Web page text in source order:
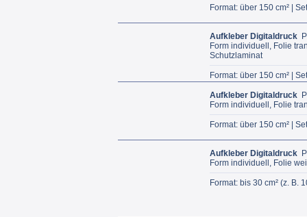
Format: über 150 cm² |
Aufkleber Digitaldruck
Form individuell, Folie
Schutzlaminat
Format: über 150 cm² |
Aufkleber Digitaldruck
Form individuell, Folie
Format: über 150 cm² |
Aufkleber Digitaldruck
Form individuell, Folie
Format: bis 30 cm² (z. B.